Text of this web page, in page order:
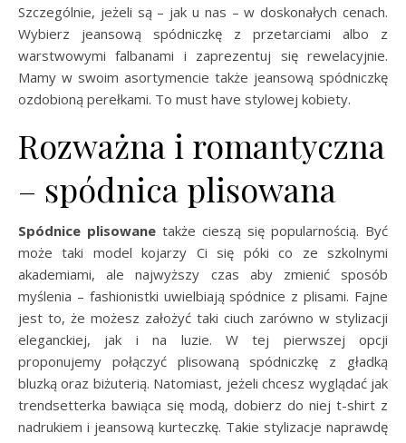
Szczególnie, jeżeli są – jak u nas – w doskonałych cenach.
Wybierz jeansową spódniczkę z przetarciami albo z
warstwowymi falbanami i zaprezentuj się rewelacyjnie.
Mamy w swoim asortymencie także jeansową spódniczkę
ozdobioną perełkami. To must have stylowej kobiety.
Rozważna i romantyczna
– spódnica plisowana
Spódnice plisowane także cieszą się popularnością. Być
może taki model kojarzy Ci się póki co ze szkolnymi
akademiami, ale najwyższy czas aby zmienić sposób
myślenia – fashionistki uwielbiają spódnice z plisami. Fajne
jest to, że możesz założyć taki ciuch zarówno w stylizacji
eleganckiej, jak i na luzie. W tej pierwszej opcji
proponujemy połączyć plisowaną spódniczkę z gładką
bluzką oraz biżuterią. Natomiast, jeżeli chcesz wyglądać jak
trendsetterka bawiąca się modą, dobierz do niej t-shirt z
nadrukiem i jeansową kurteczkę. Takie stylizacje naprawdę